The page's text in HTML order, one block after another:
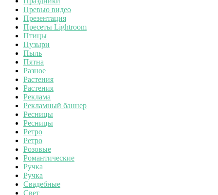
Превью видео
Презентация
Пресеты Lightroom
Птицы
Пузыри
Пыль
Пятна
Разное
Растения
Растения
Реклама
Рекламный баннер
Ресницы
Ресницы
Ретро
Ретро
Розовые
Романтические
Ручка
Ручка
Свадебные
Свет